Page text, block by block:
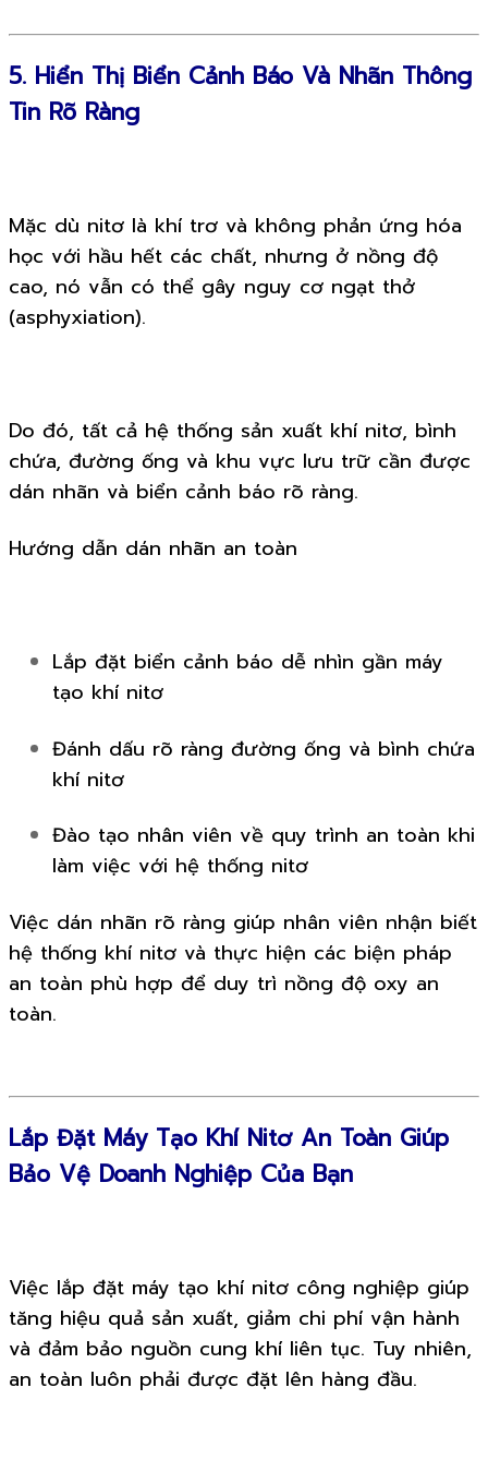
5. Hiển Thị Biển Cảnh Báo Và Nhãn Thông
Tin Rõ Ràng
Mặc dù nitơ là khí trơ và không phản ứng hóa
học với hầu hết các chất, nhưng ở nồng độ
cao, nó vẫn có thể gây nguy cơ ngạt thở
(asphyxiation).
Do đó, tất cả hệ thống sản xuất khí nitơ, bình
chứa, đường ống và khu vực lưu trữ cần được
dán nhãn và biển cảnh báo rõ ràng.
Hướng dẫn dán nhãn an toàn
Lắp đặt biển cảnh báo dễ nhìn gần máy
tạo khí nitơ
Đánh dấu rõ ràng đường ống và bình chứa
khí nitơ
Đào tạo nhân viên về quy trình an toàn khi
làm việc với hệ thống nitơ
Việc dán nhãn rõ ràng giúp nhân viên nhận biết
hệ thống khí nitơ và thực hiện các biện pháp
an toàn phù hợp để duy trì nồng độ oxy an
toàn.
Lắp Đặt Máy Tạo Khí Nitơ An Toàn Giúp
Bảo Vệ Doanh Nghiệp Của Bạn
Việc lắp đặt máy tạo khí nitơ công nghiệp giúp
tăng hiệu quả sản xuất, giảm chi phí vận hành
và đảm bảo nguồn cung khí liên tục. Tuy nhiên,
an toàn luôn phải được đặt lên hàng đầu.